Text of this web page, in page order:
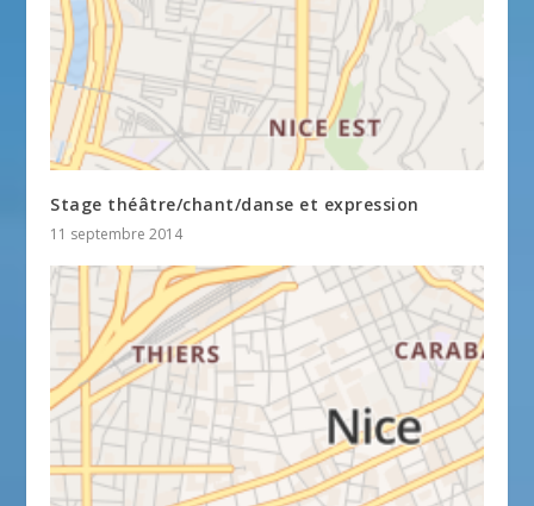
Stage théâtre/chant/danse et expression
11 septembre 2014